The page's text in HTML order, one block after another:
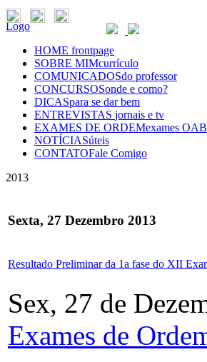
Logo
HOME frontpage
SOBRE MIMcurrículo
COMUNICADOSdo professor
CONCURSOSonde e como?
DICASpara se dar bem
ENTREVISTAS jornais e tv
EXAMES DE ORDEMexames OAB
NOTÍCIASúteis
CONTATOFale Comigo
2013
Sexta, 27 Dezembro 2013
Resultado Preliminar da 1a fase do XII
Sex, 27 de
Exames de